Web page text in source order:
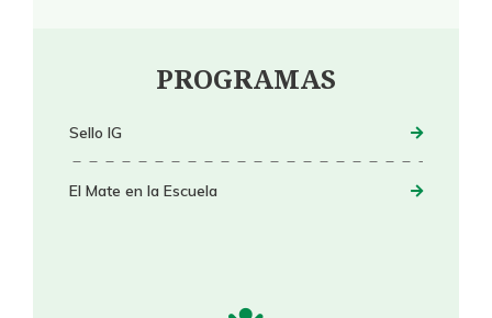
PROGRAMAS
Sello IG
El Mate en la Escuela